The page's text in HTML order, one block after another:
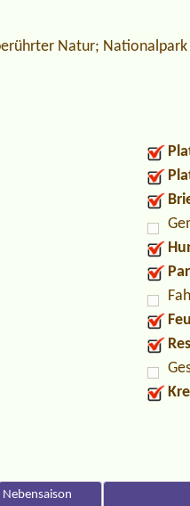
Natur; Nationalpark
Nebensaison